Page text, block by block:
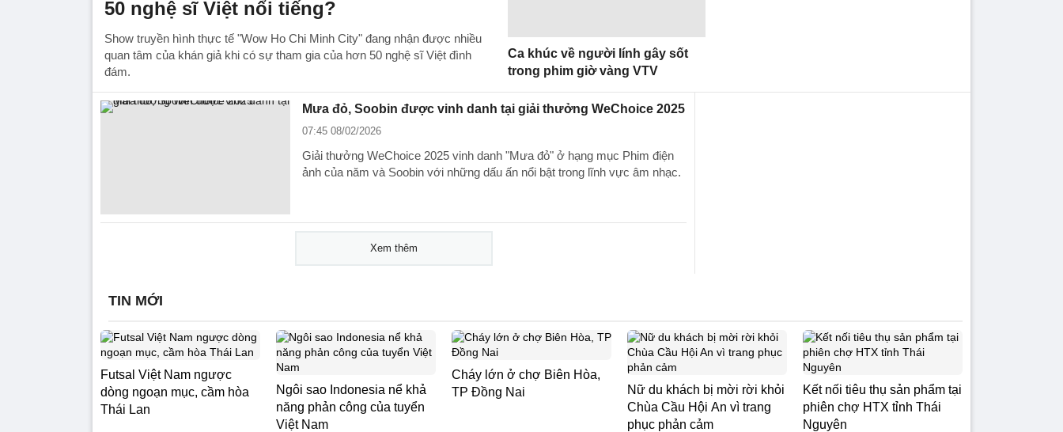
50 nghệ sĩ Việt nổi tiếng?
Show truyền hình thực tế "Wow Ho Chi Minh City" đang nhận được nhiều
quan tâm của khán giả khi có sự tham gia của hơn 50 nghệ sĩ Việt đình
đám.
Ca khúc về người lính gây sốt
trong phim giờ vàng VTV
Mưa đỏ, Soobin được vinh danh tại giải thưởng WeChoice 2025
07:45 08/02/2026
Giải thưởng WeChoice 2025 vinh danh "Mưa đỏ" ở hạng mục Phim điện
ảnh của năm và Soobin với những dấu ấn nổi bật trong lĩnh vực âm nhạc.
Xem thêm
TIN MỚI
Futsal Việt Nam ngược
dòng ngoạn mục, cầm hòa
Thái Lan
Ngôi sao Indonesia nể khả
năng phản công của tuyển
Việt Nam
Cháy lớn ở chợ Biên Hòa,
TP Đồng Nai
Nữ du khách bị mời rời khỏi
Chùa Cầu Hội An vì trang
phục phản cảm
Kết nối tiêu thụ sản phẩm tại
phiên chợ HTX tỉnh Thái
Nguyên